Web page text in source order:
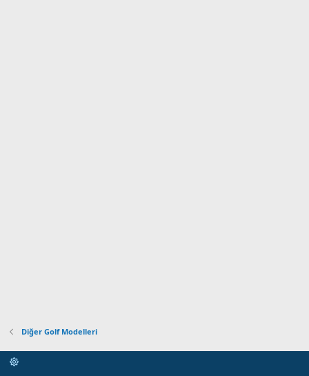
Diğer Golf Modelleri